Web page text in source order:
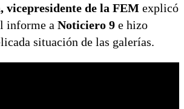
vicepresidente de la FEM explicó
informe a Noticiero 9 e hizo
situación de las galerías.